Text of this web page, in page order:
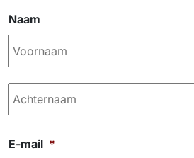
Naam
E-mail *